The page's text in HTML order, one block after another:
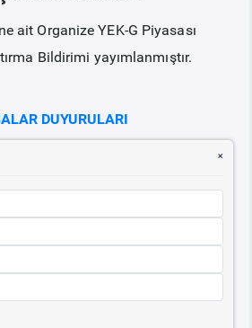
ait Organize YEK-G Piyasası
Bildirimi yayımlanmıştır.
DUYURULARI